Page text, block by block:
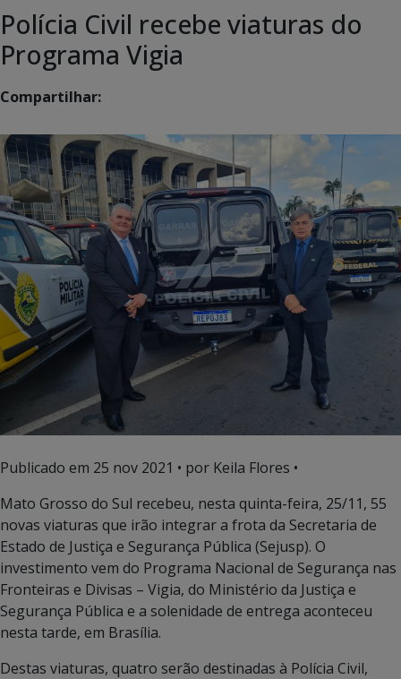
Polícia Civil recebe viaturas do
Programa Vigia
Compartilhar:
Publicado em 25 nov 2021 • por Keila Flores •
Mato Grosso do Sul recebeu, nesta quinta-feira, 25/11, 55
novas viaturas que irão integrar a frota da Secretaria de
Estado de Justiça e Segurança Pública (Sejusp). O
investimento vem do Programa Nacional de Segurança nas
Fronteiras e Divisas – Vigia, do Ministério da Justiça e
Segurança Pública e a solenidade de entrega aconteceu
nesta tarde, em Brasília.
Destas viaturas, quatro serão destinadas à Polícia Civil,